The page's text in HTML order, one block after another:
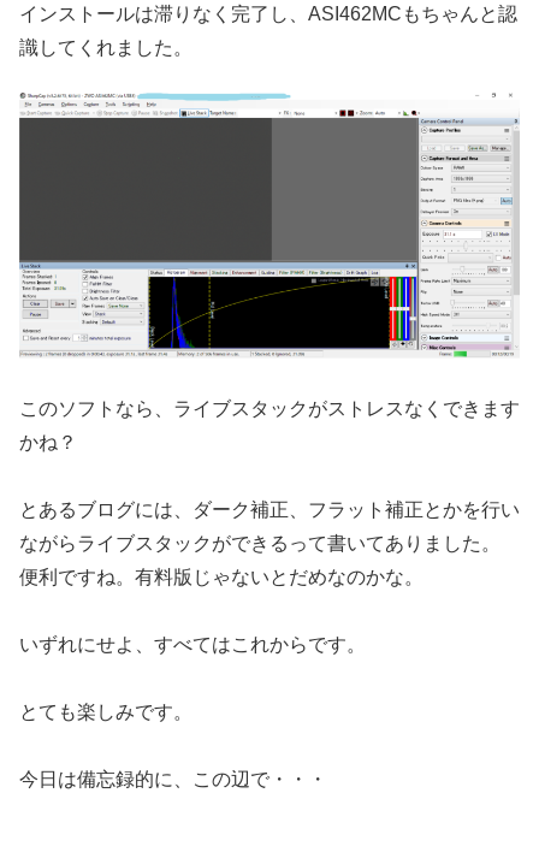
インストールは滞りなく完了し、ASI462MCもちゃんと認
識してくれました。
このソフトなら、ライブスタックがストレスなくできます
かね？
とあるブログには、ダーク補正、フラット補正とかを行い
ながらライブスタックができるって書いてありました。
便利ですね。有料版じゃないとだめなのかな。
いずれにせよ、すべてはこれからです。
とても楽しみです。
今日は備忘録的に、この辺で・・・